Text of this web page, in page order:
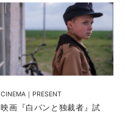
CINEMA PRESENT
映画『白パンと独裁者』試